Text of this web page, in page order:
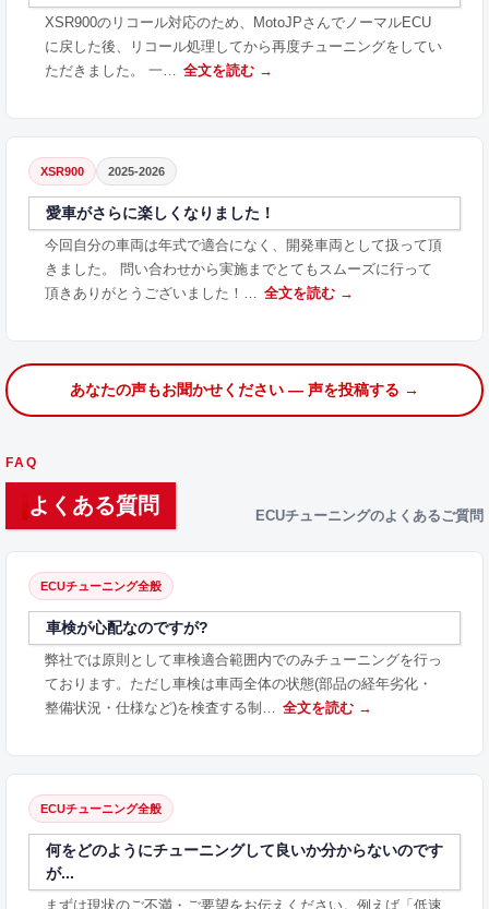
XSR900のリコール対応のため、MotoJPさんでノーマルECU
に戻した後、リコール処理してから再度チューニングをしてい
ただきました。 一…
全文を読む →
XSR900 2025-2026
愛車がさらに楽しくなりました！
今回自分の車両は年式で適合になく、開発車両として扱って頂
きました。 問い合わせから実施までとてもスムーズに行って
頂きありがとうございました！…
全文を読む →
あなたの声もお聞かせください — 声を投稿する →
FAQ
よくある質問 ECUチューニングのよくあるご質問
ECUチューニング全般
車検が心配なのですが?
弊社では原則として車検適合範囲内でのみチューニングを行っ
ております。ただし車検は車両全体の状態(部品の経年劣化・
整備状況・仕様など)を検査する制… 全文を読む →
ECUチューニング全般
何をどのようにチューニングして良いか分からないのです
が...
まずは現状のご不満・ご要望をお伝えください。例えば「低速